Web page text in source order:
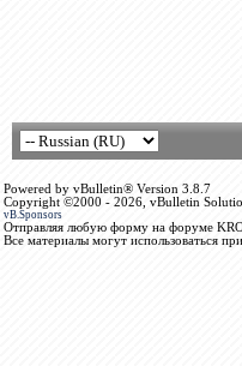
Powered by vBulletin® Version 3.8.7
Copyright ©2000 - 2026, vBulletin
vB.Sponsors
Отправляя любую форму на форуме
Все материалы могут использоваться